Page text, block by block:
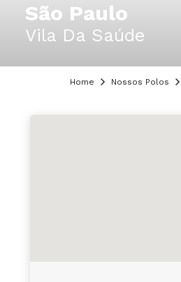
São Paulo
Vila Da Saúde
Home Nossos Polos